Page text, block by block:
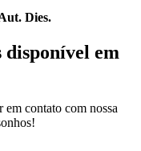
Dies.
disponível em
em contato com nossa